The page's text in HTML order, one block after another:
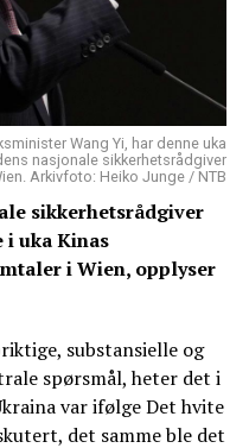
Wang Yi, har denne uka
nasjonale sikkerhetsrådgiver
Arkivfoto: Heiko Junge / NTB
sikkerhetsrådgiver
uka Kinas
i Wien, opplyser
substansielle og
spørsmål, heter det i
var ifølge Det hvite
det samme ble det